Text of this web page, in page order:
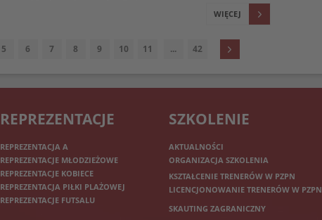
WIĘCEJ
5 6 7 8 9 10 11 ... 42
REPREZENTACJE
REPREZENTACJA A
REPREZENTACJE MŁODZIEŻOWE
REPREZENTACJE KOBIECE
REPREZENTACJA PIŁKI PLAŻOWEJ
REPREZENTACJE FUTSALU
SZKOLENIE
AKTUALNOŚCI
ORGANIZACJA SZKOLENIA
KSZTAŁCENIE TRENERÓW W PZPN
LICENCJONOWANIE TRENERÓW W PZPN
SKAUTING ZAGRANICZNY